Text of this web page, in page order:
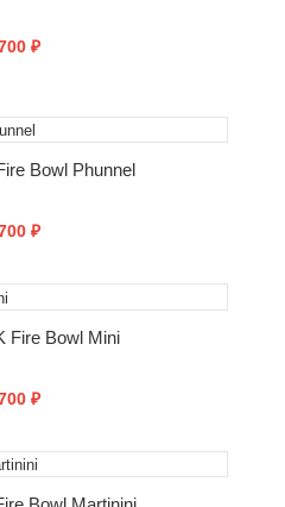
₽
ПОСТУПЛЕНИИ
Bowl Phunnel
₽
ПОСТУПЛЕНИИ
Fire Bowl Mini
₽
ПОСТУПЛЕНИИ